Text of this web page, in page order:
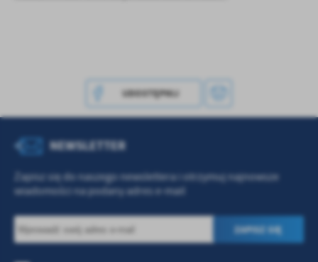
UDOSTĘPNIJ
NEWSLETTER
Zapisz się do naszego newslettera i otrzymuj najnowsze
wiadomości na podany adres e-mail